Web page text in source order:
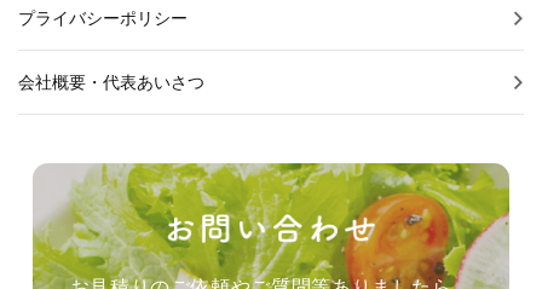
プライバシーポリシー
会社概要・代表あいさつ